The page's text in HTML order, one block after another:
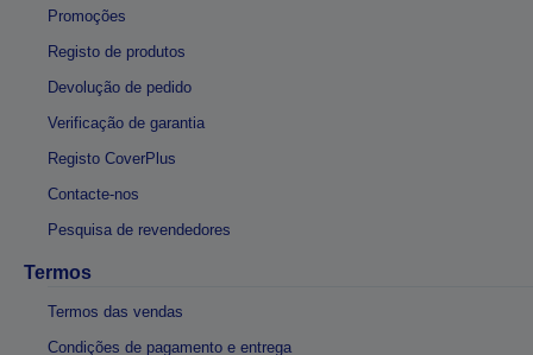
Promoções
Registo de produtos
Devolução de pedido
Verificação de garantia
Registo CoverPlus
Contacte-nos
Pesquisa de revendedores
Termos
Termos das vendas
Condições de pagamento e entrega